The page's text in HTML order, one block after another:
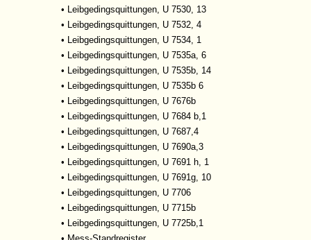
• Leibgedingsquittungen, U 7530, 13
• Leibgedingsquittungen, U 7532, 4
• Leibgedingsquittungen, U 7534, 1
• Leibgedingsquittungen, U 7535a, 6
• Leibgedingsquittungen, U 7535b, 14
• Leibgedingsquittungen, U 7535b 6
• Leibgedingsquittungen, U 7676b
• Leibgedingsquittungen, U 7684 b,1
• Leibgedingsquittungen, U 7687,4
• Leibgedingsquittungen, U 7690a,3
• Leibgedingsquittungen, U 7691 h, 1
• Leibgedingsquittungen, U 7691g, 10
• Leibgedingsquittungen, U 7706
• Leibgedingsquittungen, U 7715b
• Leibgedingsquittungen, U 7725b,1